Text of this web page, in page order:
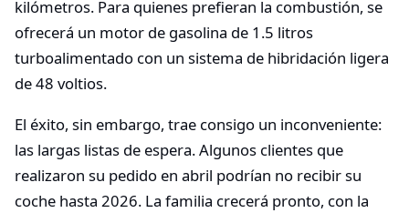
kilómetros. Para quienes prefieran la combustión, se
ofrecerá un motor de gasolina de 1.5 litros
turboalimentado con un sistema de hibridación ligera
de 48 voltios.
El éxito, sin embargo, trae consigo un inconveniente:
las largas listas de espera. Algunos clientes que
realizaron su pedido en abril podrían no recibir su
coche hasta 2026. La familia crecerá pronto, con la